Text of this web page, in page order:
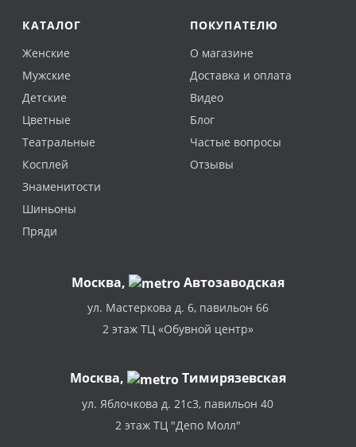
КАТАЛОГ
Женские
Мужские
Детские
Цветные
Театральные
Косплей
Знаменитости
Шиньоны
Пряди
ПОКУПАТЕЛЮ
О магазине
Доставка и оплата
Видео
Блог
Частые вопросы
Отзывы
Москва, Автозаводская
ул. Мастеркова д. 6, павильон 66
2 этаж ТЦ «Обувной центр»
Москва, Тимирязевская
ул. Яблочкова д. 21с3, павильон 40
2 этаж ТЦ "Депо Молл"